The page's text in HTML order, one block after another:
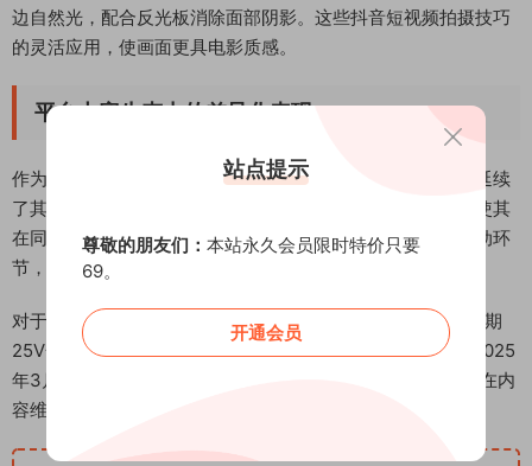
边自然光，配合反光板消除面部阴影。这些抖音短视频拍摄技巧
的灵活应用，使画面更具电影质感。
平台内容生态中的差异化表现
作为抖音生活类创作者，猪猪大哥在微密圈发布的独家内容延续
了其标志性眨眼手势和招牌比心动作，这种连贯的个人符号使其
在同类博主中具有较高辨识度。近期作品中增加的宠物狗互动环
节，进一步强化了内容的生活化氛围。
对于关注抖音博主猪猪大哥微密圈动态的观众而言，NO.004期
25V合集完整呈现了从日间野趣到夜晚浪漫的完整时间线，2025
年3月5日更新的内容中，新增的晨露场景拍摄展现出创作者在内
容维度上的持续探索。
站点提示
尊敬的朋友们： 本站永久会员限时特价只要
69。
开通会员